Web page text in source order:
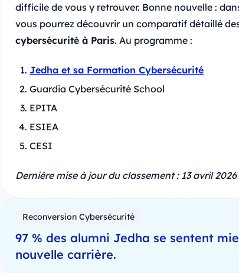
difficile de vous y retrouver. Bonne nouvelle :
vous pourrez découvrir un comparatif détaillé
cybersécurité à Paris. Au programme :
Jedha et sa Formation Cybersécurité
Guardia Cybersécurité School
EPITA
ESIEA
CESI
Dernière mise à jour du classement : 13 avril 2026
Reconversion Cybersécurité
97 % des alumni Jedha se sentent
nouvelle carrière.